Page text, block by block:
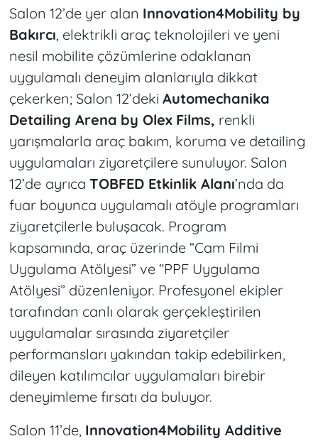
Salon 12’de yer alan Innovation4Mobility by
Bakırcı, elektrikli araç teknolojileri ve yeni
nesil mobilite çözümlerine odaklanan
uygulamalı deneyim alanlarıyla dikkat
çekerken; Salon 12’deki Automechanika
Detailing Arena by Olex Films, renkli
yarışmalarla araç bakım, koruma ve detailing
uygulamaları ziyaretçilere sunuluyor. Salon
12’de ayrıca TOBFED Etkinlik Alanı’nda da
fuar boyunca uygulamalı atöyle programları
ziyaretçilerle buluşacak. Program
kapsamında, araç üzerinde “Cam Filmi
Uygulama Atölyesi” ve “PPF Uygulama
Atölyesi” düzenleniyor. Profesyonel ekipler
tarafından canlı olarak gerçekleştirilen
uygulamalar sırasında ziyaretçiler
performansları yakından takip edebilirken,
dileyen katılımcılar uygulamaları birebir
deneyimleme fırsatı da buluyor.
Salon 11’de, Innovation4Mobility Additive